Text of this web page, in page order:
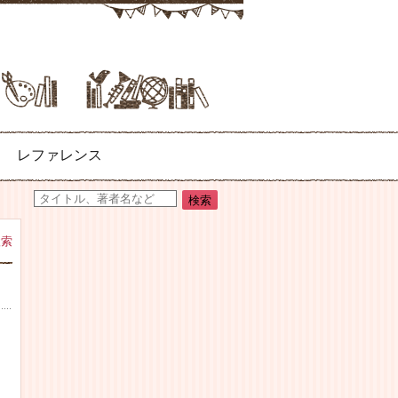
レファレンス